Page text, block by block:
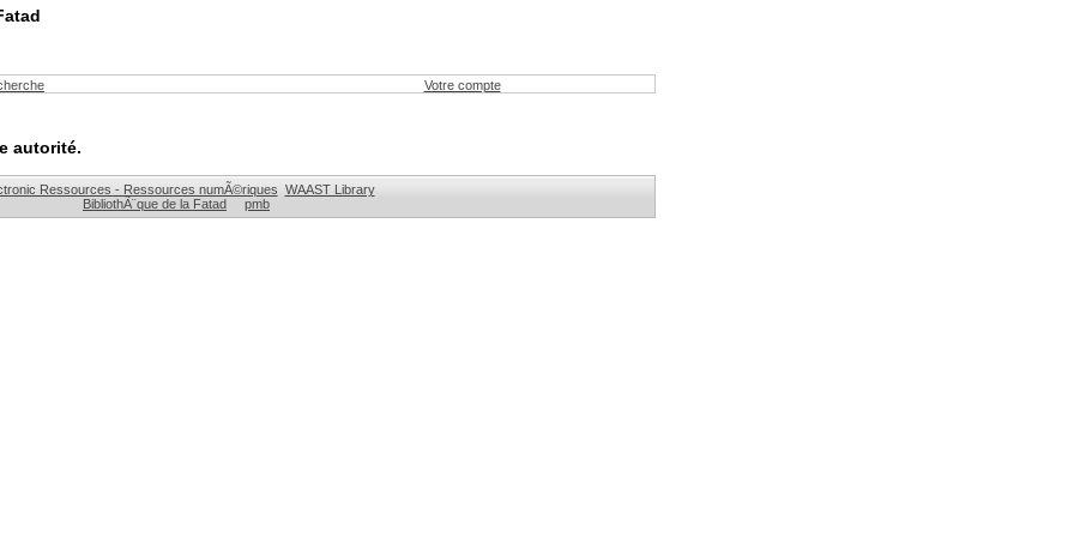
Votre compte
autorité.
Ressources - Ressources numÃ©riques WAAST Library
BibliothÃ¨que de la Fatad
pmb